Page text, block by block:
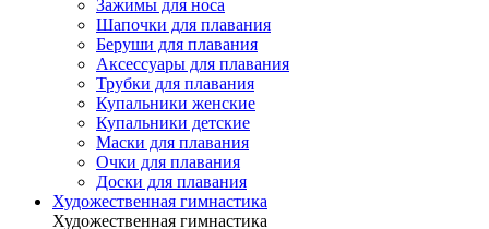
Зажимы для носа
Шапочки для плавания
Беруши для плавания
Аксессуары для плавания
Трубки для плавания
Купальники женские
Купальники детские
Маски для плавания
Очки для плавания
Доски для плавания
Художественная гимнастика
Художественная гимнастика